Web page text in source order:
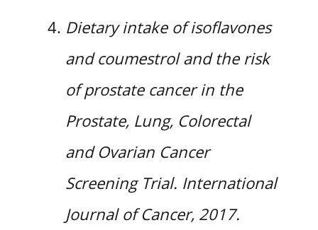
Dietary intake of isoflavones
and coumestrol and the risk
of prostate cancer in the
Prostate, Lung, Colorectal
and Ovarian Cancer
Screening Trial. International
Journal of Cancer, 2017.